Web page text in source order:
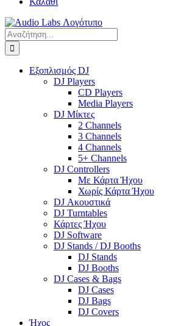
Αναζήτηση
για:
Εξοπλισμός DJ
DJ Players
CD Players
Media Players
DJ Μίκτες
2 Channels
3 Channels
4 Channels
5+ Channels
DJ Controllers
Με Κάρτα Ήχου
Χωρίς Κάρτα Ήχου
DJ Ακουστικά
DJ Turntables
Κάρτες Ήχου
DJ Software
DJ Stands / DJ Booths
DJ Stands
DJ Booths
DJ Cases & Bags
DJ Cases
DJ Bags
DJ Covers
Ήχος